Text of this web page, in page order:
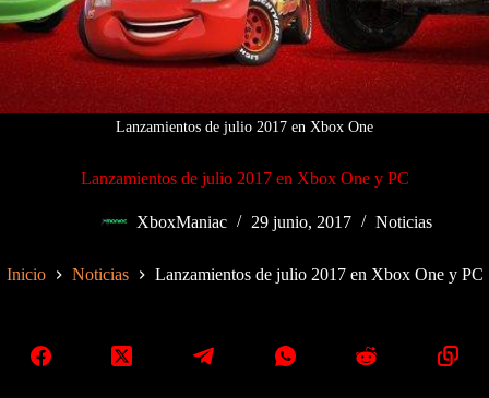
Lanzamientos de julio 2017 en Xbox One
Lanzamientos de julio 2017 en Xbox One y PC
XboxManiac 29 junio, 2017 Noticias
Inicio Noticias Lanzamientos de julio 2017 en Xbox One y PC